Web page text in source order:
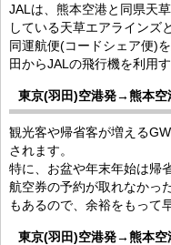
JALは、熊本空港と同県天
している天草エアラインズ
同運航便(コードシェア便)
田からJALの飛行機を利用
東京(羽田)空港発→熊本空
観光客や帰省客が増える
されます。
特に、お盆や年末年始は帰
航空券の予約が取れなかっ
もあるので、余裕をもって
東京(羽田)空港発→熊本空